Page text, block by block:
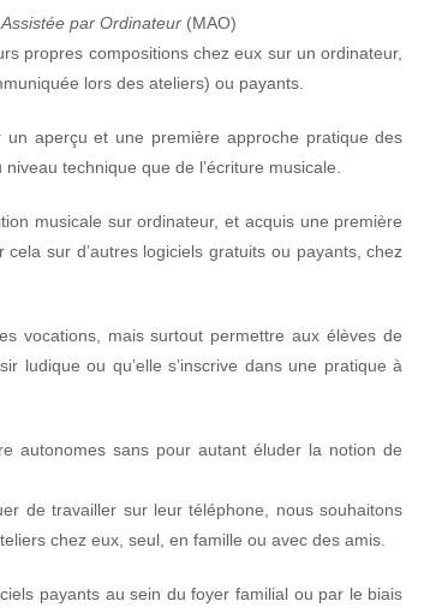
par Ordinateur (MAO)
propres compositions chez eux sur un ordinateur,
lors des ateliers) ou payants.
un aperçu et une première approche pratique des
technique que de l’écriture musicale.
musicale sur ordinateur, et acquis une première
sur d’autres logiciels gratuits ou payants, chez
vocations, mais surtout permettre aux élèves de
ludique ou qu’elle s’inscrive dans une pratique à
autonomes sans pour autant éluder la notion de
de travailler sur leur téléphone, nous souhaitons
chez eux, seul, en famille ou avec des amis.
payants au sein du foyer familial ou par le biais